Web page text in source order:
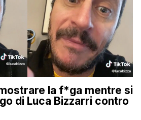
la f*ga mentre si
di Luca Bizzarri contro